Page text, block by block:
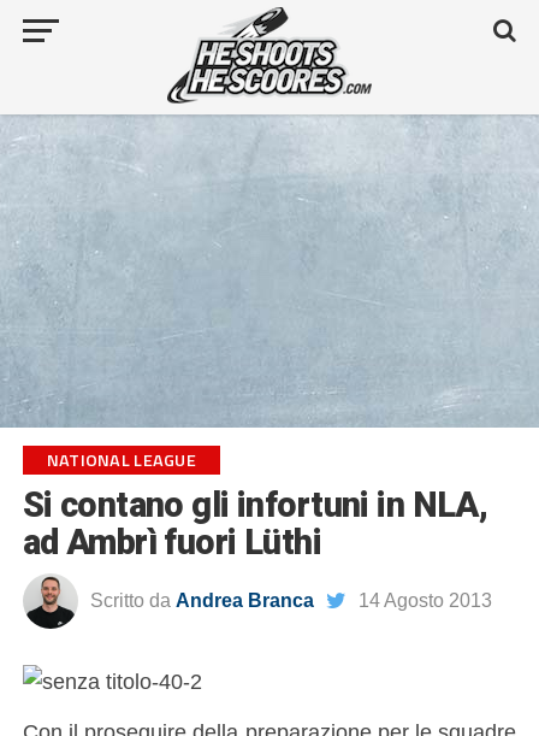
NATIONAL LEAGUE
Si contano gli infortuni in NLA,
ad Ambrì fuori Lüthi
Scritto da Andrea Branca 14 Agosto 2013